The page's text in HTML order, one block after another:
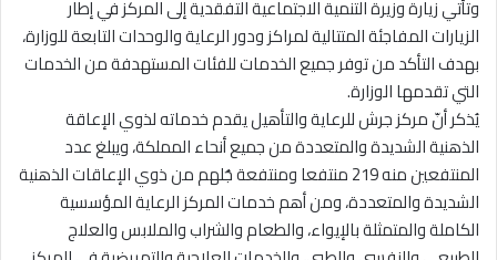
وتأتي زيارة وزيرة التنمية الاجتماعية التفقدية إلى المركز في إطار
الزيارات المفاجئة المتتالية لمراكز ودور الرعاية والوحدات التابعة للوزارة،
بهدف التأكد من توفر جميع الخدمات للفئات المستهدفة من الخدمات
التي تقدمها الوزارة.
يُذكر أنّ مركز جرش للرعاية والتأهيل يقدم خدماته لذوي الإعاقة
الذهنية الشديدة والمتعددة من جميع أنحاء المملكة، ويبلغ عدد
المنتفعين منه 219 منتفعا ومنتفعة جُلهم من ذوي الإعاقات الذهنية
الشديدة والمتعددة، ومن أهم خدمات المركز الرعاية المؤسسية
الكاملة والمتمثلة بالإيواء، والطعام والشراب والملابس والعلاج